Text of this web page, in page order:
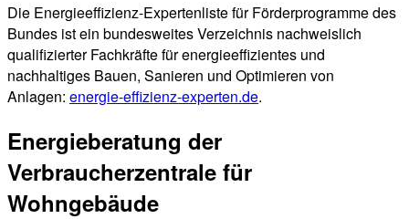
Die Energieeffizienz-Expertenliste für Förderprogramme des
Bundes ist ein bundesweites Verzeichnis nachweislich
qualifizierter Fachkräfte für energieeffizientes und
nachhaltiges Bauen, Sanieren und Optimieren von
Anlagen: energie-effizienz-experten.de.
Energieberatung der
Verbraucherzentrale für
Wohngebäude